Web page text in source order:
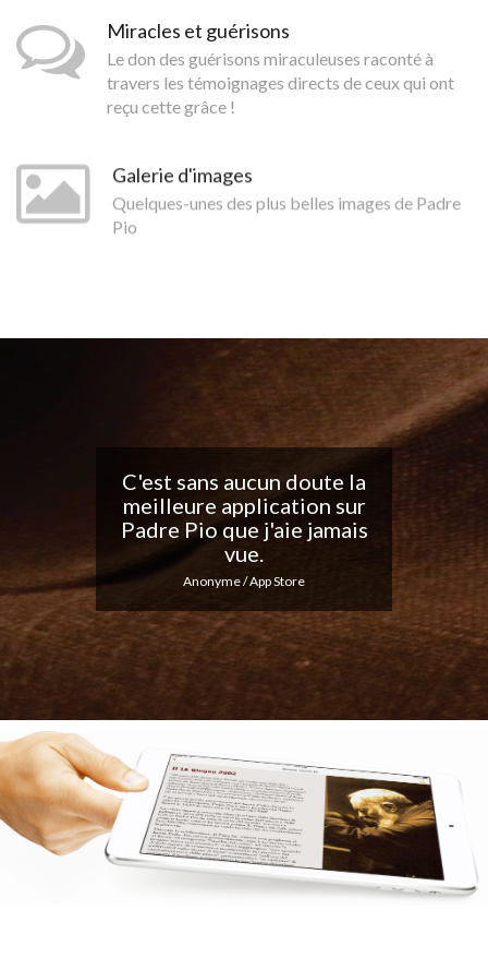
Miracles et guérisons
Le don des guérisons miraculeuses raconté à
travers les témoignages directs de ceux qui ont
reçu cette grâce !
Galerie d'images
Quelques-unes des plus belles images de Padre
Pio
Belle application, j'adore
les notifications
quotidiennes... Continuez
votre excellent travail !